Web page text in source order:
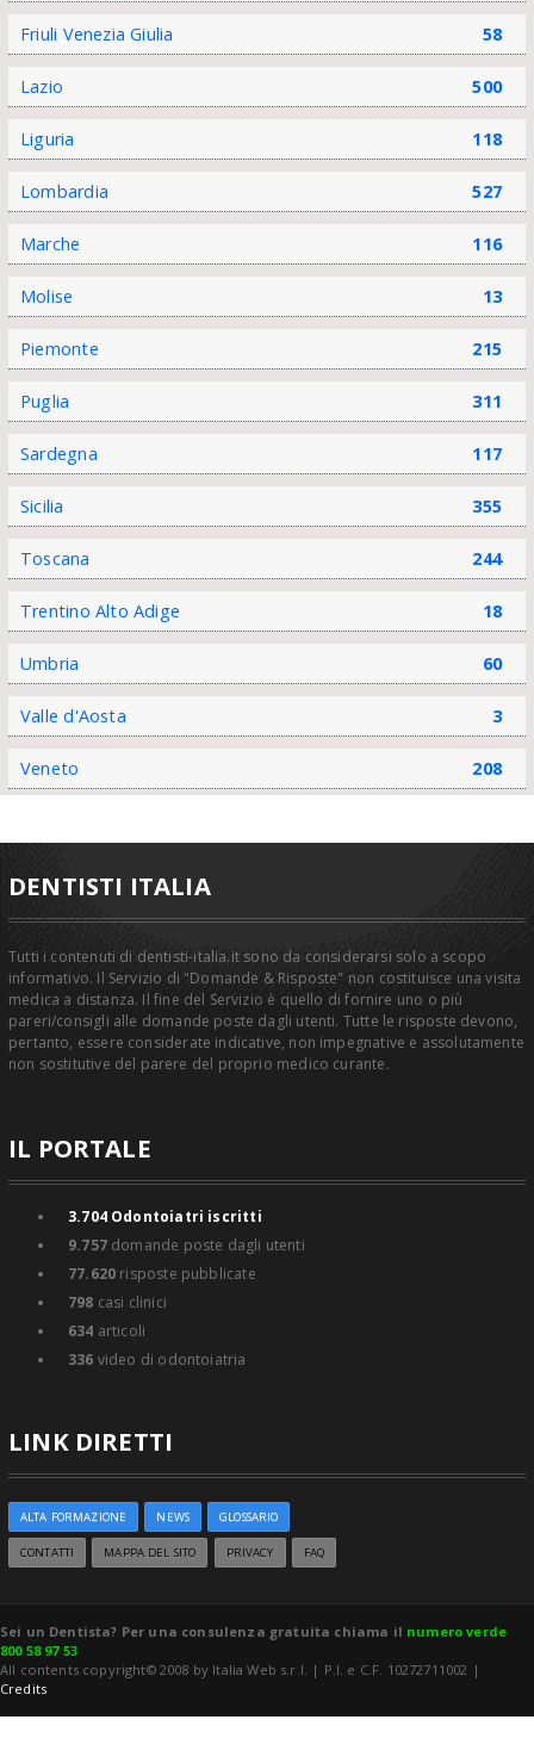
Friuli Venezia Giulia 58
Lazio 500
Liguria 118
Lombardia 527
Marche 116
Molise 13
Piemonte 215
Puglia 311
Sardegna 117
Sicilia 355
Toscana 244
Trentino Alto Adige 18
Umbria 60
Valle d'Aosta 3
Veneto 208
DENTISTI ITALIA
Tutti i contenuti di dentisti-italia.it sono da considerarsi solo a scopo
informativo. Il Servizio di "Domande & Risposte" non costituisce una visita
medica a distanza. Il fine del Servizio è quello di fornire uno o più
pareri/consigli alle domande poste dagli utenti. Tutte le risposte devono,
pertanto, essere considerate indicative, non impegnative e assolutamente
non sostitutive del parere del proprio medico curante.
IL PORTALE
3.704Odontoiatri iscritti
9.757domande poste dagli utenti
77.620 risposte pubblicate
798 casi clinici
634 articoli
336 video di odontoiatria
LINK DIRETTI
ALTA FORMAZIONE NEWS GLOSSARIO
CONTATTI MAPPA DEL SITO PRIVACY FAQ
Sei un Dentista? Per una consulenza gratuita chiama il numero verde
800 58 97 53
All contents copyright© 2008 by Italia Web s.r.l. | P.I. e C.F. 10272711002 |
Credits